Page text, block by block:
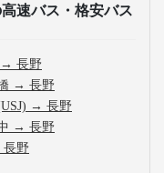
速バス・格安バス
→ 長野
→ 長野
→ 長野
→ 長野
長野